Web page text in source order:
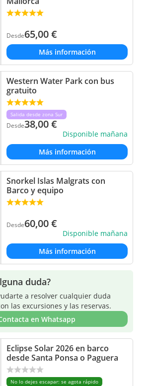
Desde65,00€
Más información
Western Water Park con bus
gratuito
Salida desde zona Sur
Desde38,00€
Disponible mañana
Más información
Snorkel Islas Malgrats con
Barco y equipo
Desde60,00€
Disponible mañana
Más información
duda?
a resolver cualquier duda
las excursiones y las reservas.
en Whatsapp
Eclipse Solar 2026 en barco
desde Santa Ponsa o Paguera
No lo dejes escapar: se agota rápido